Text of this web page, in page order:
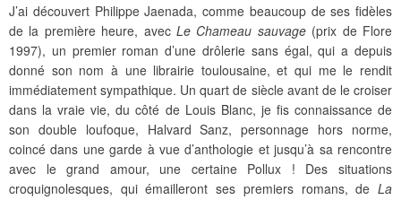
J’ai découvert Philippe Jaenada, comme beaucoup de ses fidèles
de la première heure, avec Le Chameau sauvage(prix de Flore
1997), un premier roman d’une drôlerie sans égal, qui a depuis
donné son nom à une librairie toulousaine, et qui me le rendit
immédiatement sympathique. Un quart de siècle avant de le croiser
dans la vraie vie, du côté de Louis Blanc, je fis connaissance de
son double loufoque, Halvard Sanz, personnage hors norme,
coincé dans une garde à vue d’anthologie et jusqu’à sa rencontre
avec le grand amour, une certaine Pollux ! Des situations
croquignolesques, qui émailleront ses premiers romans, de La